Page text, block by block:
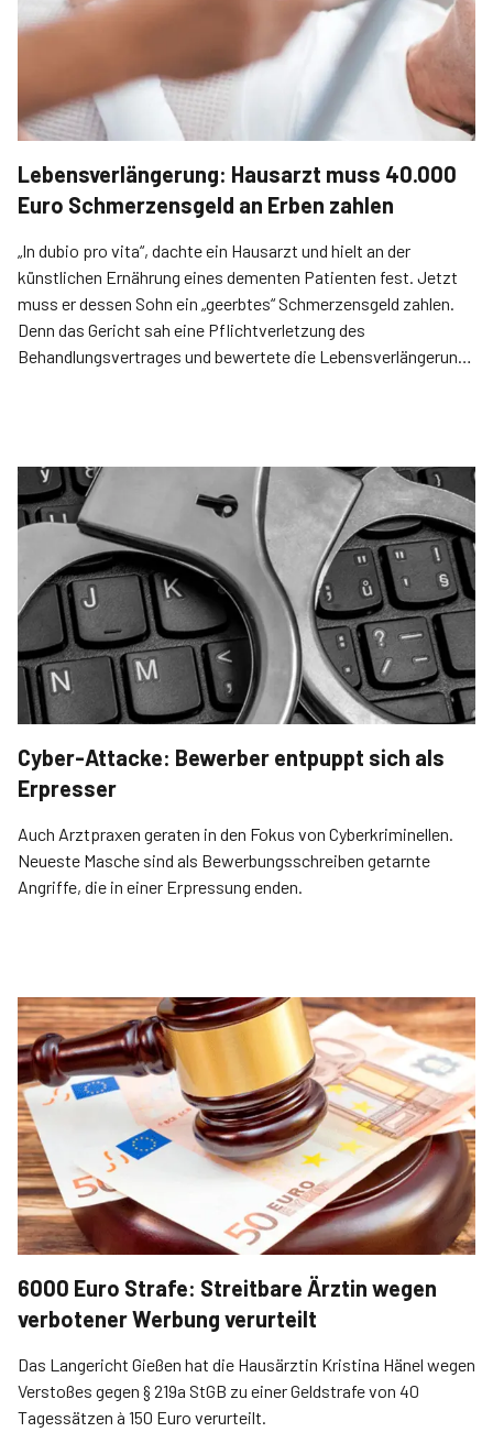
Lebensverlängerung: Hausarzt muss 40.000
Euro Schmerzensgeld an Erben zahlen
„In dubio pro vita“, dachte ein Hausarzt und hielt an der
künstlichen Ernährung eines dementen Patienten fest. Jetzt
muss er dessen Sohn ein „geerbtes“ Schmerzensgeld zahlen.
Denn das Gericht sah eine Pflichtverletzung des
Behandlungsvertrages und bewertete die Lebensverlängerung
Cyber-Attacke: Bewerber entpuppt sich als
Erpresser
Auch Arztpraxen geraten in den Fokus von Cyberkriminellen.
Neueste Masche sind als Bewerbungsschreiben getarnte
Angriffe, die in einer Erpressung enden.
6000 Euro Strafe: Streitbare Ärztin wegen
verbotener Werbung verurteilt
Das Langericht Gießen hat die Hausärztin Kristina Hänel wegen
Verstoßes gegen § 219a StGB zu einer Geldstrafe von 40
Tagessätzen à 150 Euro verurteilt.